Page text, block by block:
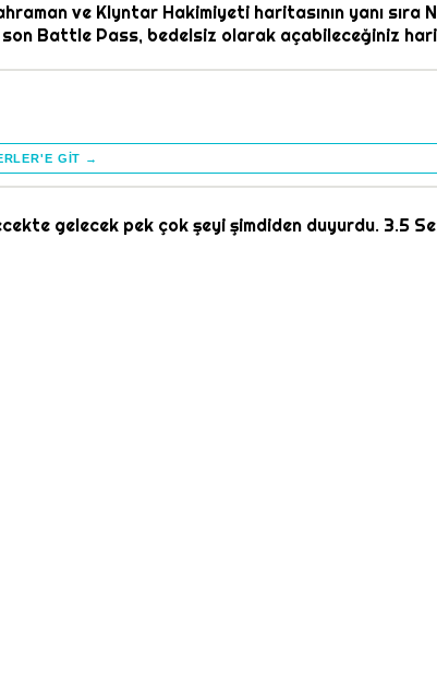
ve Klyntar Hakimiyeti haritasının yanı sıra
Battle Pass, bedelsiz olarak açabileceğiniz
GIT →
gelecek pek çok şeyi şimdiden duyurdu. 3.5